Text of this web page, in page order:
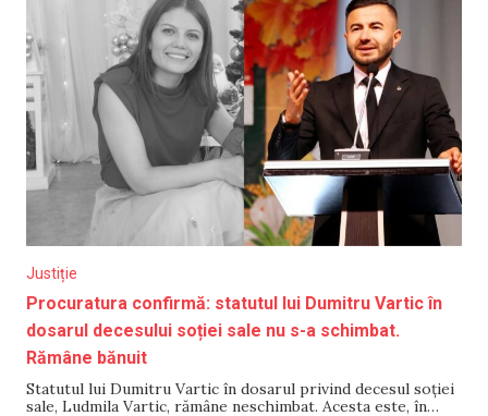
Justiție
Procuratura confirmă: statutul lui Dumitru Vartic în
dosarul decesului soției sale nu s-a schimbat.
Rămâne bănuit
Statutul lui Dumitru Vartic în dosarul privind decesul soției
sale, Ludmila Vartic, rămâne neschimbat. Acesta este, în